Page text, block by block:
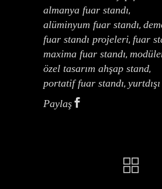
almanya fuar standı,
alüminyum fuar standı,
fuar standı projeleri, fuar
maxima fuar standı,
özel tasarım ahşap stand,
portatif fuar standı,
Paylaş